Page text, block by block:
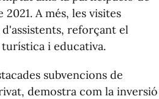
A més, les visites
reforçant el
i educativa.
subvencions de
demostra com la inversió